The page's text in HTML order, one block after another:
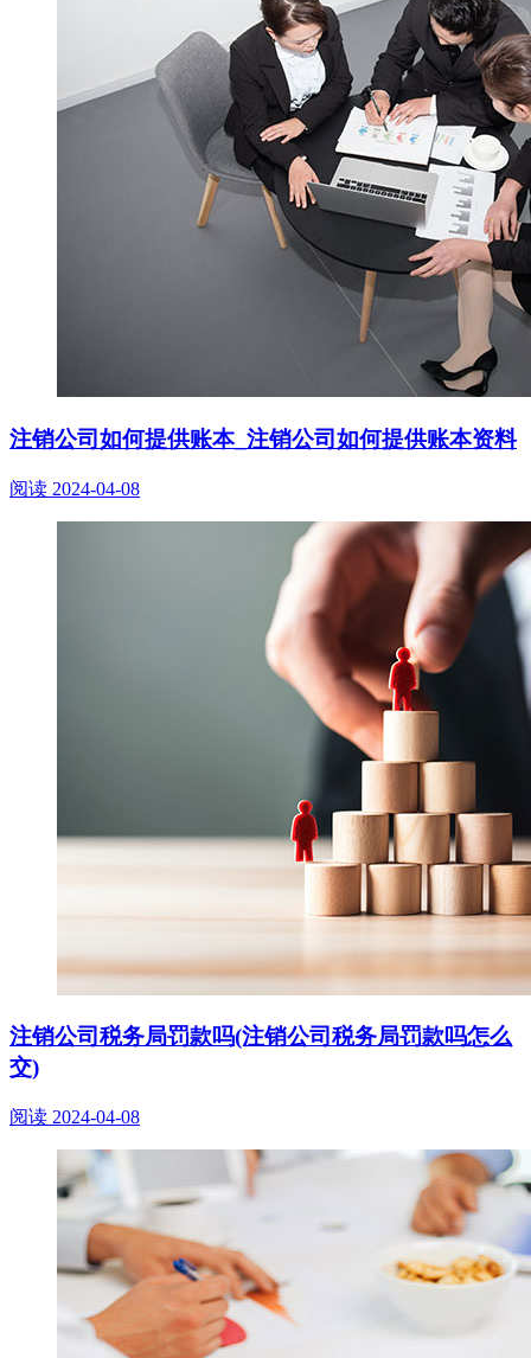
注销公司如何提供账本_注销公司如何提供账本资料
阅读 2024-04-08
注销公司税务局罚款吗(注销公司税务局罚款吗怎么
交)
阅读 2024-04-08